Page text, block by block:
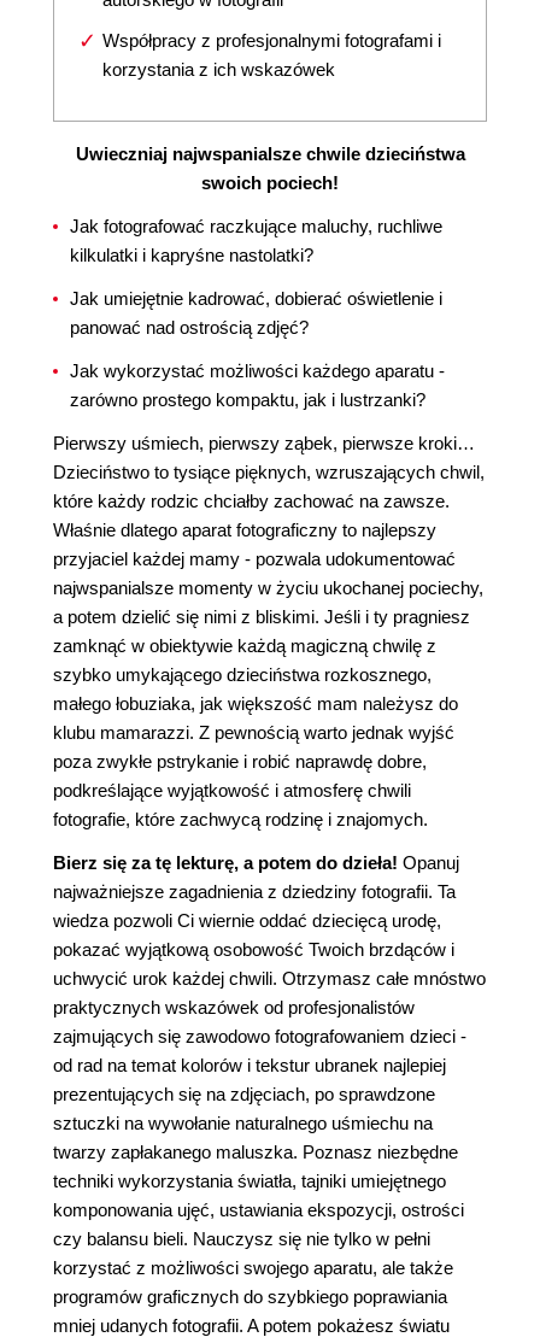
Współpracy z profesjonalnymi fotografami i
korzystania z ich wskazówek
Uwieczniaj najwspanialsze chwile dzieciństwa
swoich pociech!
Jak fotografować raczkujące maluchy, ruchliwe
kilkulatki i kapryśne nastolatki?
Jak umiejętnie kadrować, dobierać oświetlenie i
panować nad ostrością zdjęć?
Jak wykorzystać możliwości każdego aparatu -
zarówno prostego kompaktu, jak i lustrzanki?
Pierwszy uśmiech, pierwszy ząbek, pierwsze kroki…
Dzieciństwo to tysiące pięknych, wzruszających chwil,
które każdy rodzic chciałby zachować na zawsze.
Właśnie dlatego aparat fotograficzny to najlepszy
przyjaciel każdej mamy - pozwala udokumentować
najwspanialsze momenty w życiu ukochanej pociechy,
a potem dzielić się nimi z bliskimi. Jeśli i ty pragniesz
zamknąć w obiektywie każdą magiczną chwilę z
szybko umykającego dzieciństwa rozkosznego,
małego łobuziaka, jak większość mam należysz do
klubu mamarazzi. Z pewnością warto jednak wyjść
poza zwykłe pstrykanie i robić naprawdę dobre,
podkreślające wyjątkowość i atmosferę chwili
fotografie, które zachwycą rodzinę i znajomych.
Bierz się za tę lekturę, a potem do dzieła! Opanuj
najważniejsze zagadnienia z dziedziny fotografii. Ta
wiedza pozwoli Ci wiernie oddać dziecięcą urodę,
pokazać wyjątkową osobowość Twoich brzdąców i
uchwycić urok każdej chwili. Otrzymasz całe mnóstwo
praktycznych wskazówek od profesjonalistów
zajmujących się zawodowo fotografowaniem dzieci -
od rad na temat kolorów i tekstur ubranek najlepiej
prezentujących się na zdjęciach, po sprawdzone
sztuczki na wywołanie naturalnego uśmiechu na
twarzy zapłakanego maluszka. Poznasz niezbędne
techniki wykorzystania światła, tajniki umiejętnego
komponowania ujęć, ustawiania ekspozycji, ostrości
czy balansu bieli. Nauczysz się nie tylko w pełni
korzystać z możliwości swojego aparatu, ale także
programów graficznych do szybkiego poprawiania
mniej udanych fotografii. A potem pokażesz światu